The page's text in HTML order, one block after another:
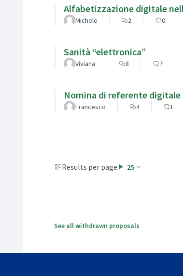
Alfabetizzazione digitale
Michele 2 0
Sanità “elettronica”
Viviana 8 7
Nomina di referente digitale
Francesco 4 1
Results per page: 25
See all withdrawn proposals